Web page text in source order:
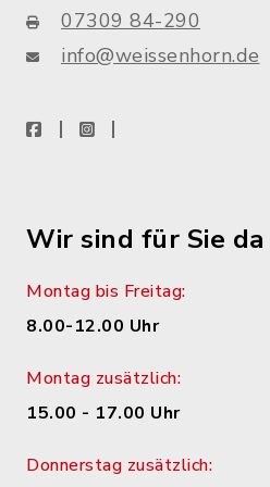
07309 84-290
info@weissenhorn.de
facebookinstagram
Wir sind für Sie da
Montag bis Freitag:
8.00-12.00 Uhr
Montag zusätzlich:
15.00 - 17.00 Uhr
Donnerstag zusätzlich: